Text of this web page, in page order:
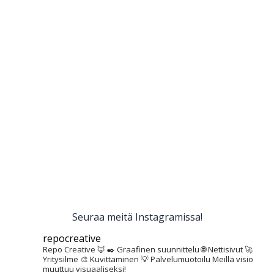
Seuraa meitä Instagramissa!
repocreative
Repo Creative 🦊 ✒️ Graafinen suunnittelu🌐 Nettisivut🚀
Yritysilme 🎨 Kuvittaminen 💡 Palvelumuotoilu Meillä visio
muuttuu visuaaliseksi!